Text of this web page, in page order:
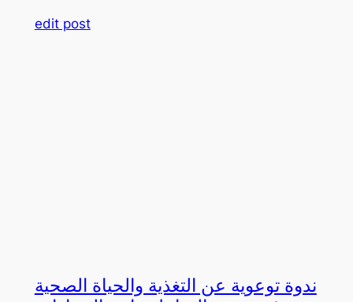
edit post
ندوة توعوية عن التغذية والحياة الصحية